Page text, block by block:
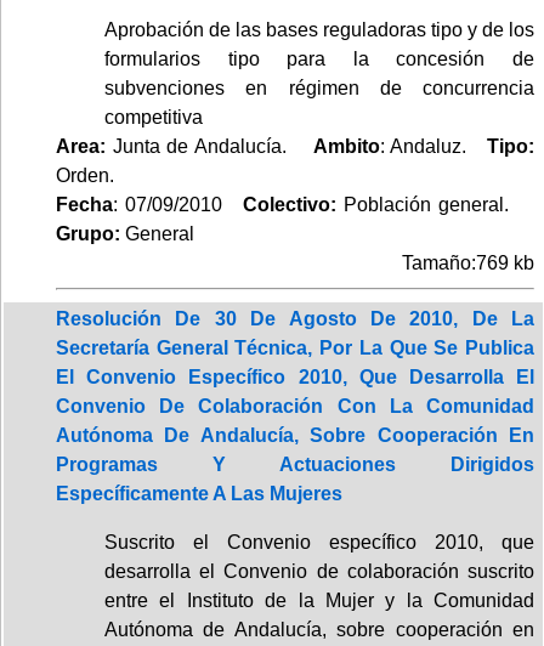
Aprobación de las bases reguladoras tipo y de los
formularios tipo para la concesión de
subvenciones en régimen de concurrencia
competitiva
Area: Junta de Andalucía. Ambito: Andaluz.Tipo:
Orden.
Fecha: 07/09/2010Colectivo: Población general.
Grupo: General
Tamaño:769 kb
Resolución De 30 De Agosto De 2010, De La
Secretaría General Técnica, Por La Que Se Publica
El Convenio Específico 2010, Que Desarrolla El
Convenio De Colaboración Con La Comunidad
Autónoma De Andalucía, Sobre Cooperación En
Programas Y Actuaciones Dirigidos
Específicamente A Las Mujeres
Suscrito el Convenio específico 2010, que
desarrolla el Convenio de colaboración suscrito
entre el Instituto de la Mujer y la Comunidad
Autónoma de Andalucía, sobre cooperación en